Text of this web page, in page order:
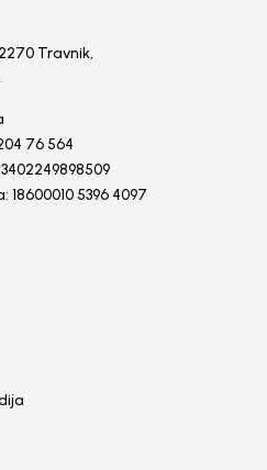
Travnik,
76 564
5396 4097